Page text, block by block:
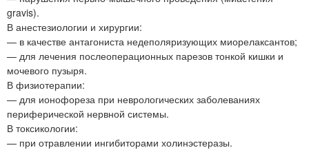
gravis).
В анестезиологии и хирургии:
— в качестве антагониста недеполяризующих миорелаксантов;
— для лечения послеоперационных парезов тонкой кишки и
мочевого пузыря.
В физиотерапии:
— для ионофореза при неврологических заболеваниях
периферической нервной системы.
В токсикологии:
— при отравлении ингибиторами холинэстеразы.